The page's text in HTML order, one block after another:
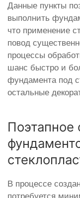
Данные пункты
выполнить
что применение
повод
процессы
шанс быстро и
фундамента под
остальные
В процессе
потребуется